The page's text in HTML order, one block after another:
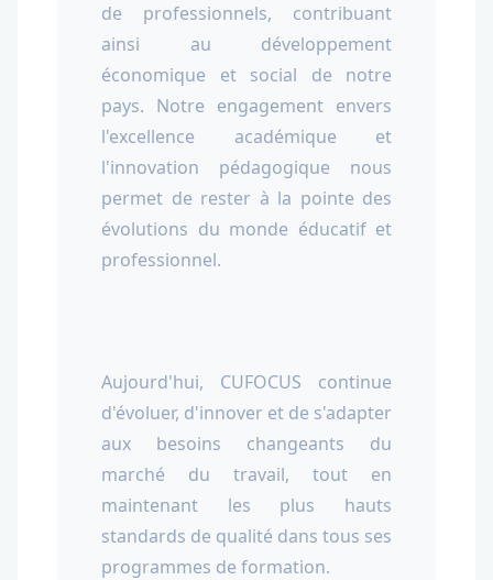
de professionnels, contribuant
ainsi au développement
économique et social de notre
pays. Notre engagement envers
l'excellence académique et
l'innovation pédagogique nous
permet de rester à la pointe des
évolutions du monde éducatif et
professionnel.
Aujourd'hui, CUFOCUS continue
d'évoluer, d'innover et de s'adapter
aux besoins changeants du
marché du travail, tout en
maintenant les plus hauts
standards de qualité dans tous ses
programmes de formation.